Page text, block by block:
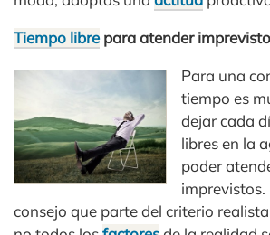
Tiempo librepara atender
Para una
tiempo es
dejar cada
libres en la
poder
imprevistos.
consejo que parte del criterio